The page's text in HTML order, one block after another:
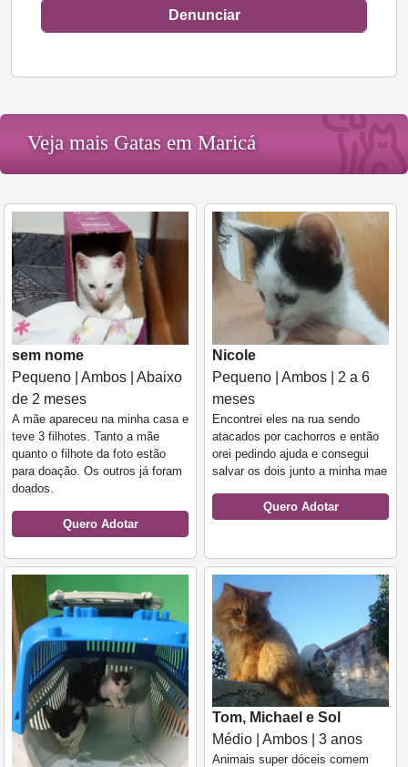
Denunciar
Veja mais Gatas em Maricá
sem nome
Pequeno | Ambos | Abaixo
de 2 meses
A mãe apareceu na minha casa e
teve 3 filhotes. Tanto a mãe
quanto o filhote da foto estão
para doação. Os outros já foram
doados.
Quero Adotar
Nicole
Pequeno | Ambos | 2 a 6
meses
Encontrei eles na rua sendo
atacados por cachorros e então
orei pedindo ajuda e consegui
salvar os dois junto a minha mae
Quero Adotar
Tom, Michael e Sol
Médio | Ambos | 3 anos
Animais super dóceis comem